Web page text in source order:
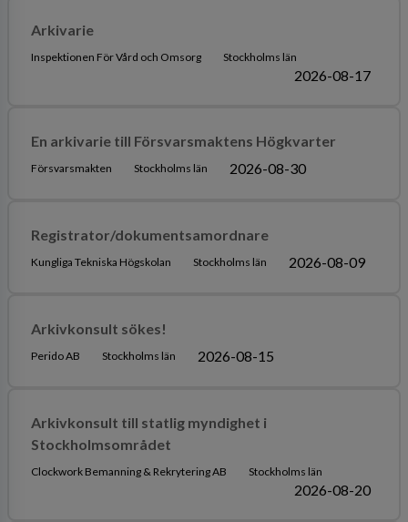
Arkivarie
Inspektionen För Vård och Omsorg Stockholms län
2026-08-17
En arkivarie till Försvarsmaktens Högkvarter
Försvarsmakten Stockholms län 2026-08-30
Registrator/dokumentsamordnare
Kungliga Tekniska Högskolan Stockholms län 2026-08-09
Arkivkonsult sökes!
Perido AB Stockholms län 2026-08-15
Arkivkonsult till statlig myndighet i
Stockholmsområdet
Clockwork Bemanning & Rekrytering AB Stockholms län
2026-08-20